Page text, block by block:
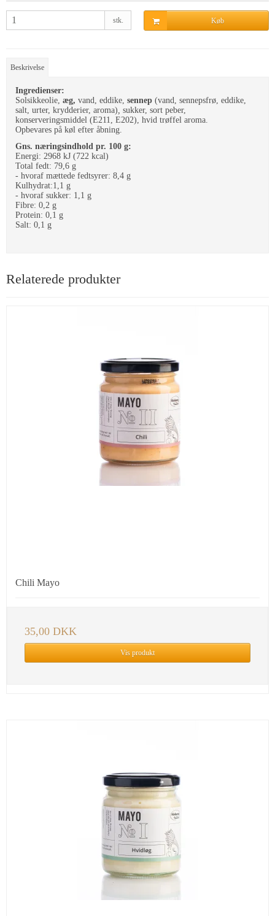
stk. Køb
Beskrivelse
Ingredienser:
Solsikkeolie, æg, vand, eddike, sennep (vand, sennepsfrø, eddike,
salt, urter, krydderier, aroma) sukker, sort peber,
konserveringsmiddel (E211, E202), hvid trøffel aroma.
Opbevares på køl efter åbning.
Gns. næringsindhold pr. 100 g:
Energi: 2968 kJ (722 kcal)
Total fedt: 79,6 g
- hvoraf mættede fedtsyrer: 8,4 g
Kulhydrat:1,1 g
- hvoraf sukker: 1,1 g
Fibre: 0,2 g
Protein: 0,1 g
Salt: 0,1 g
Relaterede produkter
Chili Mayo
35,00 DKK
Vis produkt